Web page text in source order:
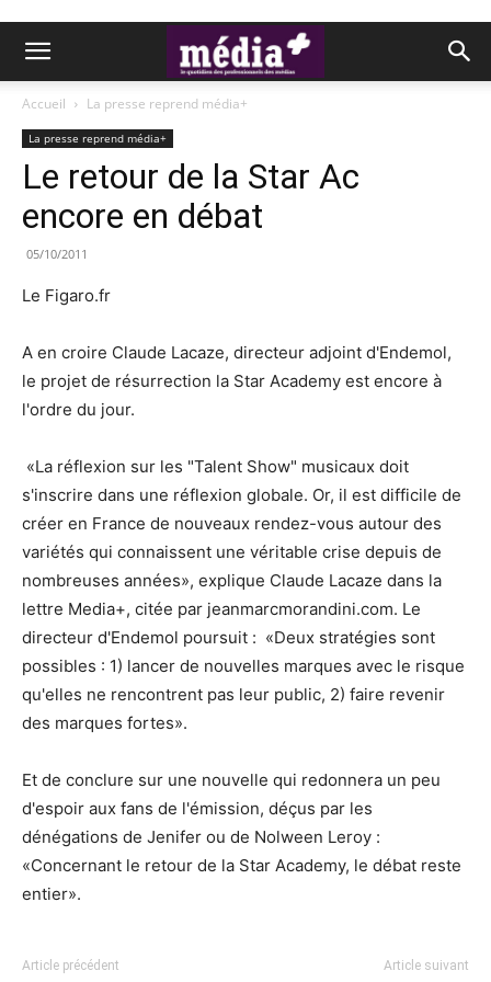
Accueil La presse reprend média+
La presse reprend média+
Le retour de la Star Ac
encore en débat
05/10/2011
Le Figaro.fr
A en croire Claude Lacaze, directeur adjoint d'Endemol,
le projet de résurrection la Star Academy est encore à
l'ordre du jour.
«La réflexion sur les "Talent Show" musicaux doit
s'inscrire dans une réflexion globale. Or, il est difficile de
créer en France de nouveaux rendez-vous autour des
variétés qui connaissent une véritable crise depuis de
nombreuses années», explique Claude Lacaze dans la
lettre Media+, citée par jeanmarcmorandini.com. Le
directeur d'Endemol poursuit : «Deux stratégies sont
possibles : 1) lancer de nouvelles marques avec le risque
qu'elles ne rencontrent pas leur public, 2) faire revenir
des marques fortes».
Et de conclure sur une nouvelle qui redonnera un peu
d'espoir aux fans de l'émission, déçus par les
dénégations de Jenifer ou de Nolween Leroy :
«Concernant le retour de la Star Academy, le débat reste
entier».
Article précédent Article suivant